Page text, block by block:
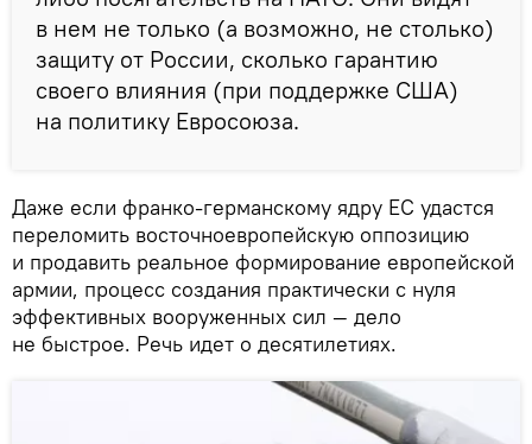
в нем не только (а возможно, не столько)
защиту от России, сколько гарантию
своего влияния (при поддержке США)
на политику Евросоюза.
Даже если франко-германскому ядру ЕС удастся
переломить восточноевропейскую оппозицию
и продавить реальное формирование европейской
армии, процесс создания практически с нуля
эффективных вооруженных сил — дело
не быстрое. Речь идет о десятилетиях.